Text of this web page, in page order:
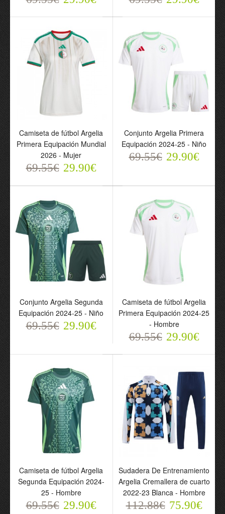
Equipación Mundial 2026
- Hombre
69.55€ 29.90€
- Niño
69.55€
Camiseta de fútbol
Argelia Primera
69.55€
Conjunto Argelia Primera
69.55€
Camiseta de fútbol Argelia
Primera Equipación Mundial
2026 - Mujer
69.55€ 29.90€
Conjunto Argelia Primera
Equipación 2024-25 - Niño
69.55€ 29.90€
Conjunto Argelia Segunda
Equipación 2024-25 - Niño
69.55€ 29.90€
Camiseta de fútbol Argelia
Primera Equipación 2024-25
- Hombre
69.55€ 29.90€
Camiseta de fútbol Argelia
Segunda Equipación 2024-
25 - Hombre
69.55€ 29.90€
Sudadera De Entrenamiento
Argelia Cremallera de cuarto
2022-23 Blanca - Hombre
112.88€ 75.90€